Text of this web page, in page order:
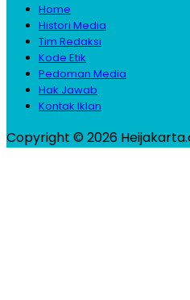
Home
Histori Media
Tim Redaksi
Kode Etik
Pedoman Media
Hak Jawab
Kontak Iklan
Copyright © 2026